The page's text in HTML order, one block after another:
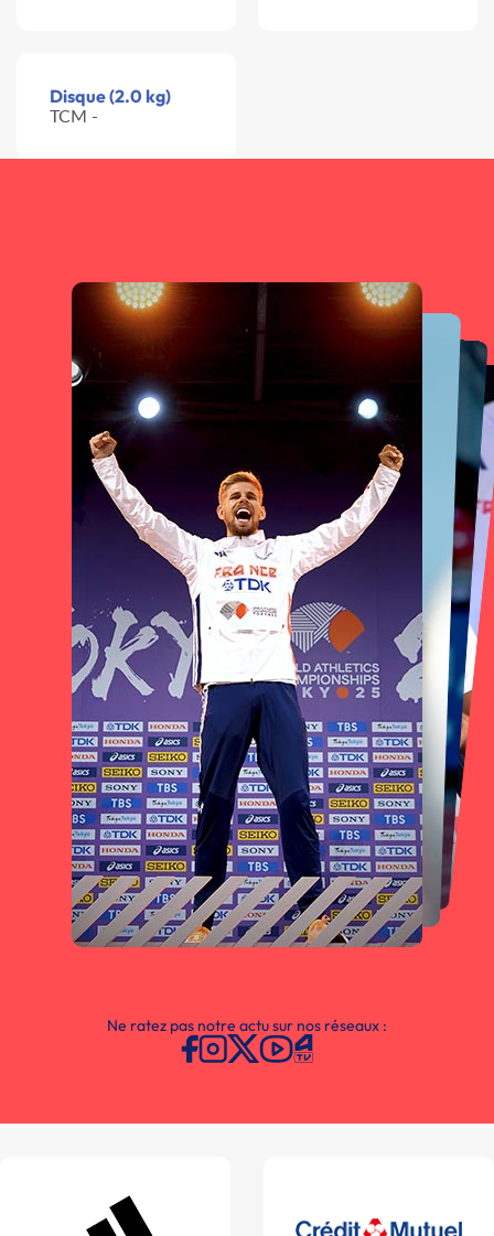
Disque (2.0 kg)
TCM -
Ne ratez pas notre actu sur nos réseaux :